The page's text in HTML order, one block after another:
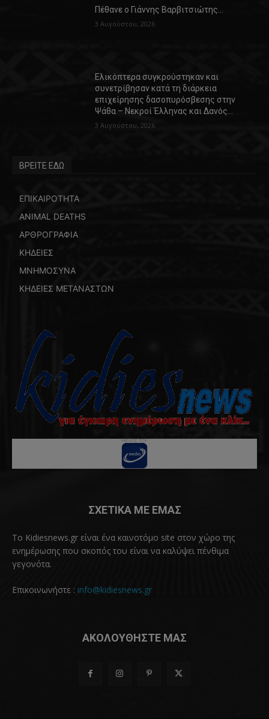
Πέθανε ο Γιάννης Βαρβιτσιώτης…
3 Αυγούστου, 2026
Ελικόπτερα συγκρούστηκαν και
συνετρίβησαν κατά τη διάρκεια
επιχείρησης δασοπυρόσβεσης στην
Ψάθα – Νεκροί Έλληνας και Δανός…
3 Αυγούστου, 2026
ΒΡΕΙΤΕ ΕΔΩ
ΕΠΙΚΑΙΡΟΤΗΤΑ
ANIMAL DEATHS
ΑΡΘΡΟΓΡΑΦΙΑ
ΚΗΔΕΙΕΣ
ΜΝΗΜΟΣΥΝΑ
ΚΗΔΕΙΕΣ ΜΕΤΑΝΑΣΤΩΝ
ΣΧΕΤΙΚΑ ΜΕ ΕΜΑΣ
Το Kidiesnews.gr είναι ένα καινοτόμο site στον χώρο της
ενημέρωσης που σκοπός του είναι να καλύψει πένθιμα
γεγονότα.
Επικοινωνήστε : info@kidiesnews.gr
ΑΚΟΛΟΥΘΗΣΤΕ ΜΑΣ